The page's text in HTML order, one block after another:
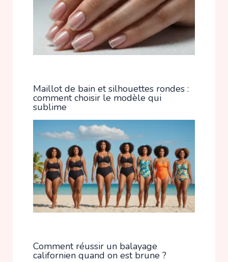
Maillot de bain et silhouettes rondes :
comment choisir le modèle qui
sublime
Comment réussir un balayage
californien quand on est brune ?